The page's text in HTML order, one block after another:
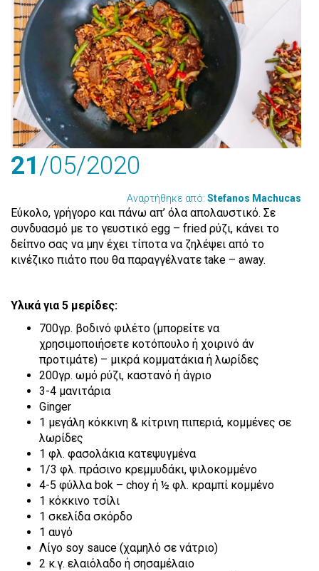
21/05/2020
Αναρτήθηκε από: Stefanos Machucas
Εύκολο, γρήγορο και πάνω απ’ όλα απολαυστικό. Σε
συνδυασμό με το γευστικό egg – fried ρύζι, κάνει το
δείπνο σας να μην έχει τίποτα να ζηλέψει από το
κινέζικο πιάτο που θα παραγγέλνατε take – away.
Υλικά για 5 μερίδες:
700γρ. βοδινό φιλέτο (μπορείτε να
χρησιμοποιήσετε κοτόπουλο ή χοιρινό άν
προτιμάτε) – μικρά κομματάκια ή λωρίδες
200γρ. ωμό ρύζι, καστανό ή άγριο
3-4 μανιτάρια
Ginger
1 μεγάλη κόκκινη & κίτρινη πιπεριά, κομμένες σε
λωρίδες
1 φλ. φασολάκια κατεψυγμένα
1/3 φλ. πράσινο κρεμμυδάκι, ψιλοκομμένο
4-5 φύλλα bok – choy ή ½ φλ. κραμπί κομμένο
1 κόκκινο τσίλι
1 σκελίδα σκόρδο
1 αυγό
Λίγο soy sauce (χαμηλό σε νάτριο)
2 κ.γ. ελαιόλαδο ή σησαμέλαιο